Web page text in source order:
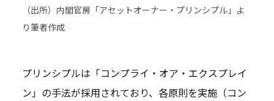
（出所）内閣官房「アセットオーナー・プリンシプル」よ
り筆者作成
プリンシプルは「コンプライ・オア・エクスプレイ
ン」の手法が採用されており、各原則を実施（コン